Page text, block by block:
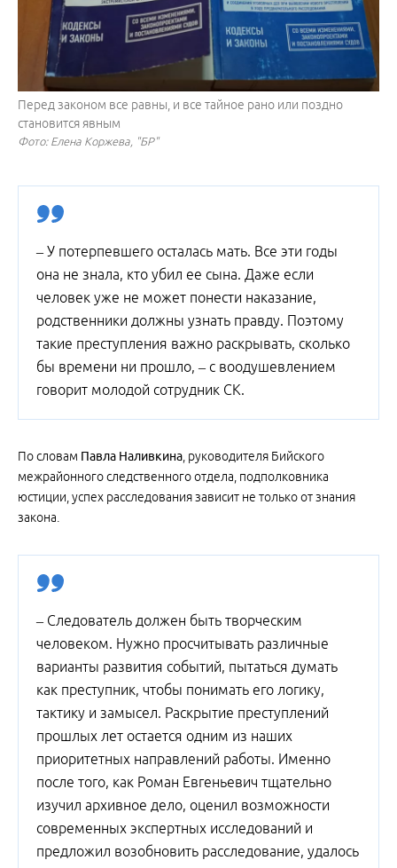
Перед законом все равны, и все тайное рано или поздно
становится явным
Фото: Елена Коржева, "БР"
– У потерпевшего осталась мать. Все эти годы
она не знала, кто убил ее сына. Даже если
человек уже не может понести наказание,
родственники должны узнать правду. Поэтому
такие преступления важно раскрывать, сколько
бы времени ни прошло, – с воодушевлением
говорит молодой сотрудник СК.
По словам Павла Наливкина, руководителя Бийского
межрайонного следственного отдела, подполковника
юстиции, успех расследования зависит не только от знания
закона.
– Следователь должен быть творческим
человеком. Нужно просчитывать различные
варианты развития событий, пытаться думать
как преступник, чтобы понимать его логику,
тактику и замысел. Раскрытие преступлений
прошлых лет остается одним из наших
приоритетных направлений работы. Именно
после того, как Роман Евгеньевич тщательно
изучил архивное дело, оценил возможности
современных экспертных исследований и
предложил возобновить расследование, удалось